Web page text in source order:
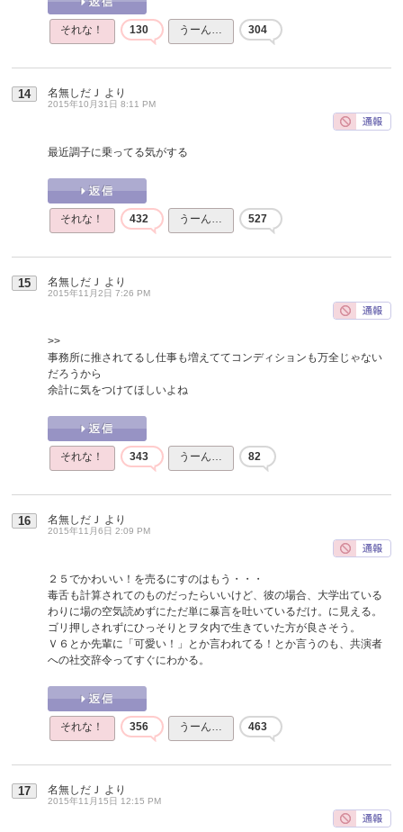
それな！ 130 うーん… 304
14 名無しだＪ より
2015年10月31日 8:11 PM
最近調子に乗ってる気がする
それな！ 432 うーん… 527
15 名無しだＪ より
2015年11月2日 7:26 PM
>>
事務所に推されてるし仕事も増えててコンディションも万全じゃない
だろうから
余計に気をつけてほしいよね
それな！ 343 うーん… 82
16 名無しだＪ より
2015年11月6日 2:09 PM
２５でかわいい！を売るにすのはもう・・・
毒舌も計算されてのものだったらいいけど、彼の場合、大学出ている
わりに場の空気読めずにただ単に暴言を吐いているだけ。に見える。
ゴリ押しされずにひっそりとヲタ内で生きていた方が良さそう。
Ｖ６とか先輩に「可愛い！」とか言われてる！とか言うのも、共演者
への社交辞令ってすぐにわかる。
それな！ 356 うーん… 463
17 名無しだＪ より
2015年11月15日 12:15 PM